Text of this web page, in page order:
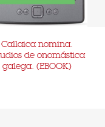
Callaica nomina.
de onomástica
galega. (EBOOK)